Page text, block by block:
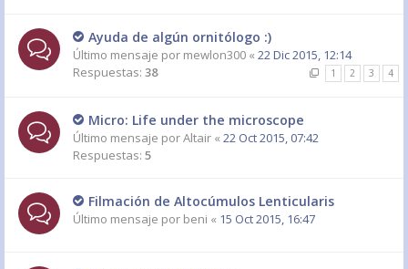
Ayuda de algún ornitólogo :)
Último mensaje por mewlon300 « 22 Dic 2015, 12:14
Respuestas: 38 1 2 3 4
Micro: Life under the microscope
Último mensaje porAltair « 22 Oct 2015, 07:42
Respuestas: 5
Filmación de Altocúmulos Lenticularis
Último mensaje por beni « 15 Oct 2015, 16:47